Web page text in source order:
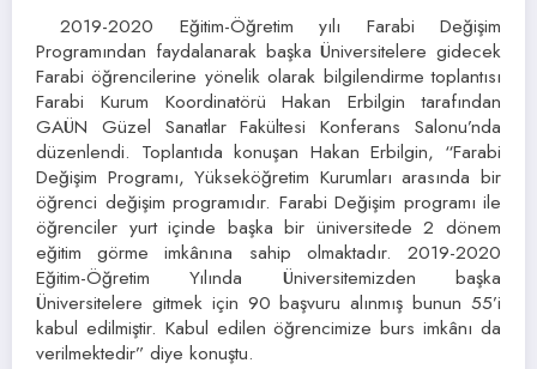
2019-2020 Eğitim-Öğretim yılı Farabi Değişim
Programından faydalanarak başka Üniversitelere gidecek
Farabi öğrencilerine yönelik olarak bilgilendirme toplantısı
Farabi Kurum Koordinatörü Hakan Erbilgin tarafından
GAÜN Güzel Sanatlar Fakültesi Konferans Salonu’nda
düzenlendi. Toplantıda konuşan Hakan Erbilgin, “Farabi
Değişim Programı, Yükseköğretim Kurumları arasında bir
öğrenci değişim programıdır. Farabi Değişim programı ile
öğrenciler yurt içinde başka bir üniversitede 2 dönem
eğitim görme imkânına sahip olmaktadır. 2019-2020
Eğitim-Öğretim Yılında Üniversitemizden başka
Üniversitelere gitmek için 90 başvuru alınmış bunun 55’i
kabul edilmiştir. Kabul edilen öğrencimize burs imkânı da
verilmektedir” diye konuştu.